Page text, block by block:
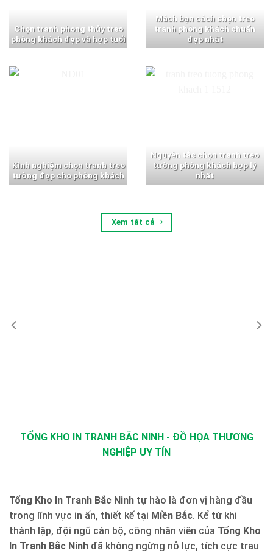
Chọn tranh phong thủy treo
phòng khách đẹp và hợp tuổi
Mách bạn cách chọn treo
tranh phòng khách chuẩn
đẹp nhất
Kinh nghiệm chọn tranh treo
tường đẹp cho phòng khách
Nguyên tắc chọn tranh treo
tường phòng khách hợp lý
nhất
Xem tất cả
TỔNG KHO IN TRANH BẮC NINH - ĐỒ HỌA THƯƠNG
NGHIỆP UY TÍN
Tổng Kho In Tranh Bắc Ninh tự hào là đơn vị hàng đầu
trong lĩnh vực in ấn, thiết kế tại Miền Bắc. Kể từ khi
thành lập, đội ngũ cán bộ, công nhân viên của Tổng Kho
In Tranh Bắc Ninh đã không ngừng nỗ lực, tích cực trau